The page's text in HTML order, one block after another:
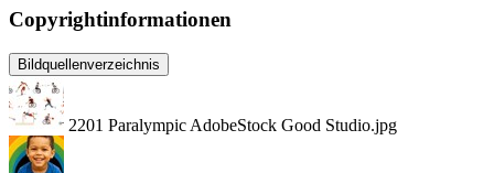
Copyrightinformationen
Bildquellenverzeichnis
2201 Paralympic AdobeStock Good Studio.jpg